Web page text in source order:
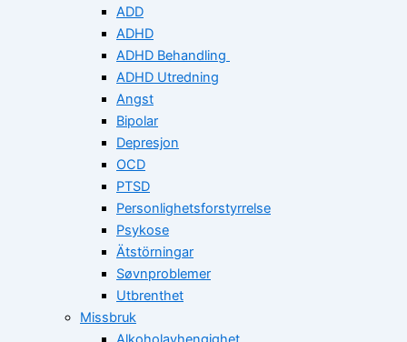
ADD
ADHD
ADHD Behandling
ADHD Utredning
Angst
Bipolar
Depresjon
OCD
PTSD
Personlighetsforstyrrelse
Psykose
Ätstörningar
Søvnproblemer
Utbrenthet
Missbruk